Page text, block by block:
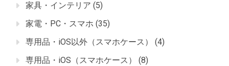
家具・インテリア (5)
家電・PC・スマホ (35)
専用品・iOS以外（スマホケース）
(4)
専用品・iOS（スマホケース）
(8)